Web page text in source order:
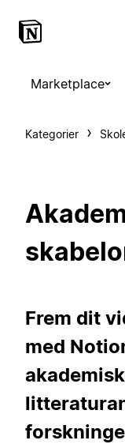
Marketplace
Kategorier
Frem dit
med